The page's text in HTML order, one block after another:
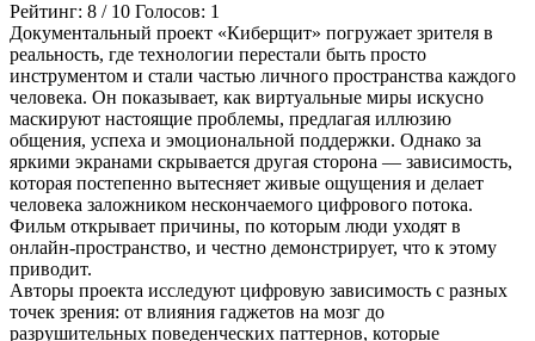
Рейтинг: 8 / 10 Голосов: 1
Документальный проект «Киберщит» погружает зрителя в
реальность, где технологии перестали быть просто
инструментом и стали частью личного пространства каждого
человека. Он показывает, как виртуальные миры искусно
маскируют настоящие проблемы, предлагая иллюзию
общения, успеха и эмоциональной поддержки. Однако за
яркими экранами скрывается другая сторона — зависимость,
которая постепенно вытесняет живые ощущения и делает
человека заложником нескончаемого цифрового потока.
Фильм открывает причины, по которым люди уходят в
онлайн-пространство, и честно демонстрирует, что к этому
приводит.
Авторы проекта исследуют цифровую зависимость с разных
точек зрения: от влияния гаджетов на мозг до
разрушительных поведенческих паттернов, которые